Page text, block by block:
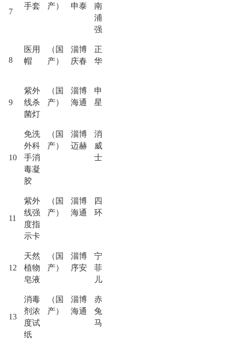
7
手套
产）
申泰
南
浦
强
8
医用
帽
（国
产）
淄博
庆春
正
华
9
紫外
线杀
菌灯
（国
产）
淄博
海通
申
星
10
免洗
外科
手消
毒凝
胶
（国
产）
淄博
迈赫
消
威
士
11
紫外
线强
度指
示卡
（国
产）
淄博
海通
四
环
12
天然
植物
皂液
（国
产）
淄博
序安
宁
菲
儿
13
消毒
剂浓
度试
纸
（国
产）
淄博
海通
赤
兔
马